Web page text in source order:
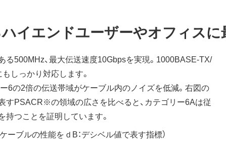
イエンドユーザーやオフィス
500MHz、最大伝送速度10Gbpsを実現。1000BASE-TX/
しっかり対応します。
6の2倍の伝送帯域がケーブル内のノイズを低減。右図の
すPSACR※の領域の広さを比べると、カテゴリー6Aは従
つことを証明しています。
ーブルの性能をｄB：デシベル値で表す指標）